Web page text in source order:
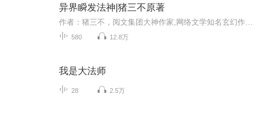
异界瞬发法神|猪三不原著
580 12.8万
我是大法师
28 2.5万